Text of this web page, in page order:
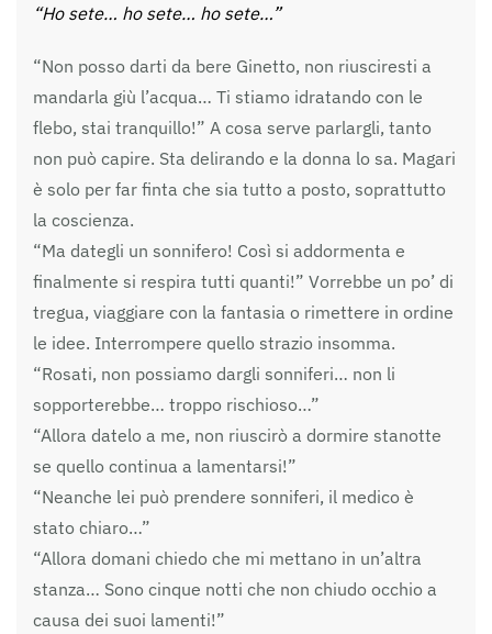
“Ho sete… ho sete… ho sete…”
“Non posso darti da bere Ginetto, non riusciresti a
mandarla giù l’acqua… Ti stiamo idratando con le
flebo, stai tranquillo!” A cosa serve parlargli, tanto
non può capire. Sta delirando e la donna lo sa. Magari
è solo per far finta che sia tutto a posto, soprattutto
la coscienza.
“Ma dategli un sonnifero! Così si addormenta e
finalmente si respira tutti quanti!” Vorrebbe un po’ di
tregua, viaggiare con la fantasia o rimettere in ordine
le idee. Interrompere quello strazio insomma.
“Rosati, non possiamo dargli sonniferi… non li
sopporterebbe… troppo rischioso…”
“Allora datelo a me, non riuscirò a dormire stanotte
se quello continua a lamentarsi!”
“Neanche lei può prendere sonniferi, il medico è
stato chiaro…”
“Allora domani chiedo che mi mettano in un’altra
stanza… Sono cinque notti che non chiudo occhio a
causa dei suoi lamenti!”